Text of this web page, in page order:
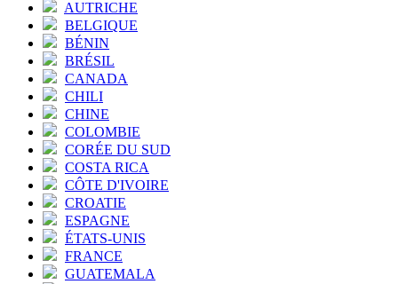
AUTRICHE
BELGIQUE
BÉNIN
BRÉSIL
CANADA
CHILI
CHINE
COLOMBIE
CORÉE DU SUD
COSTA RICA
CÔTE D'IVOIRE
CROATIE
ESPAGNE
ÉTATS-UNIS
FRANCE
GUATEMALA